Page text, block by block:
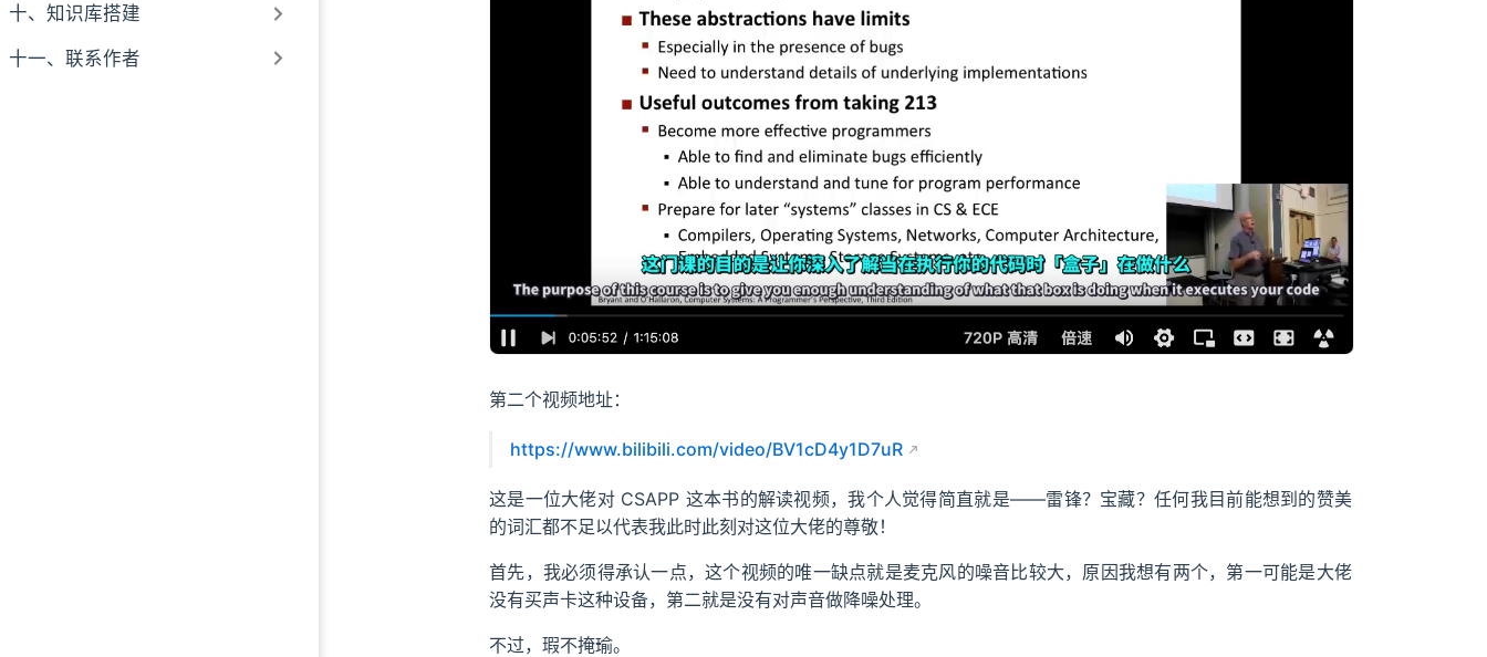
十、知识库搭建
十一、联系作者
第二个视频地址：
https://www.bilibili.com/video/BV1cD4y1D7uR
这是一位大佬对 CSAPP 这本书的解读视频，我个人觉得简直就是——雷锋？宝藏？任何我目前能想到的赞美
的词汇都不足以代表我此时此刻对这位大佬的尊敬！
首先，我必须得承认一点，这个视频的唯一缺点就是麦克风的噪音比较大，原因我想有两个，第一可能是大佬
没有买声卡这种设备，第二就是没有对声音做降噪处理。
不过，瑕不掩瑜。